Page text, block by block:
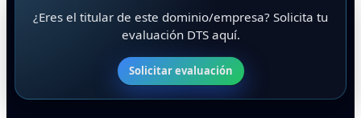
¿Eres el titular de este dominio/empresa? Solicita tu
evaluación DTS aquí.
Solicitar evaluación